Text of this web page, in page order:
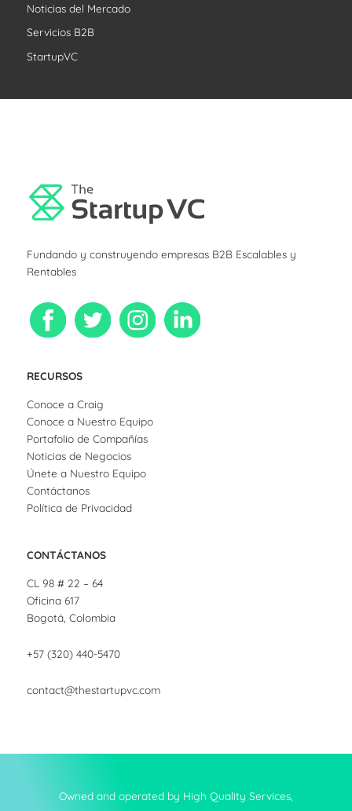
Noticias del Mercado
Servicios B2B
StartupVC
Fundando y construyendo empresas B2B Escalables y
Rentables
RECURSOS
Conoce a Craig
Conoce a Nuestro Equipo
Portafolio de Compañías
Noticias de Negocios
Únete a Nuestro Equipo
Contáctanos
Política de Privacidad
CONTÁCTANOS
CL 98 # 22 – 64
Oficina 617
Bogotá, Colombia
+57 (320) 440-5470
contact@thestartupvc.com
Owned and operated by High Quality Services,